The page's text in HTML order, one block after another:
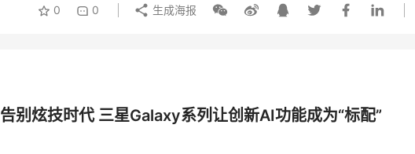
0 0 生成海报
告别炫技时代 三星Galaxy系列让创新AI功能成为“标配”